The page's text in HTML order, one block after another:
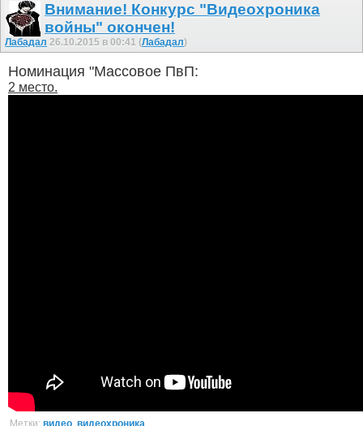
Внимание! Конкурс "Видеохроника
войны" окончен!
Лабадал 26.10.2015 в 00:41 (Лабадал)
Номинация "Массовое ПвП:
2 место.
Метки: видео видеохроника